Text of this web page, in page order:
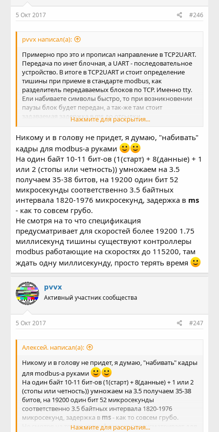
5 Окт 2017 #246
pvvx написал(а):
Примерно про это и прописал направление в TCP2UART.
Передача по инет блочная, а UART - последовательное
устройство. В итоге в TCP2UART и стоит определение
тишины при приеме в стандарте modbus, как
разделитель передаваемых блоков по TCP. Именно tty.
Ели набиваете символы быстро, то при возникновении
паузы блок будет передан, а так-же там стоит
задаваемая задержка в ms до отсылки
накапливающегося буфера приема, чтобы реакция
передачи не была долгой, если символы разбавлены
паузами менее 3.5 символов...
Нажмите для раскрытия...
Никому и в голову не придет, я думаю, "набивать"
кадры для modbus-а руками
На один байт 10-11 бит-ов (1(старт) + 8(данные) + 1
или 2 (стопы или четность)) умножаем на 3.5
получаем 35-38 битов, на 19200 один бит 52
микросекунды соответственно 3.5 байтных
интервала 1820-1976 микросекунд, задержка в ms
- как то совсем грубо.
Не смотря на то что спецификация
предусматривает для скоростей более 19200 1.75
миллисекунд тишины существуют контроллеры
modbus работающие на скоростях до 115200, там
ждать одну миллисекунду, просто терять время
pvvx
Активный участник сообщества
5 Окт 2017 #247
Алексей. написал(а):
Никому и в голову не придет, я думаю, "набивать" кадры
для modbus-а руками
На один байт 10-11 бит-ов (1(старт) + 8(данные) + 1 или 2
(стопы или четность)) умножаем на 3.5 получаем 35-38
битов, на 19200 один бит 52 микросекунды
соответственно 3.5 байтных интервала 1820-1976
микросекунд, задержка в ms- как то совсем грубо.
Не смотря на то что спецификация предусматривает для
Нажмите для раскрытия...